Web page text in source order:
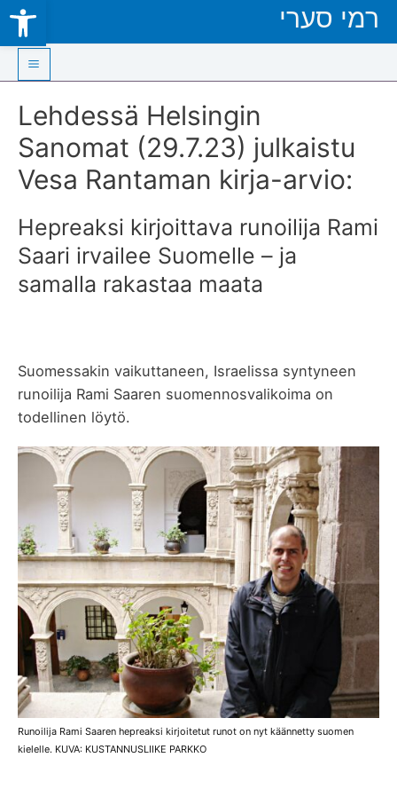
Open toolbar
Skip
רמי סערי
Main
Menu
Lehdessä Helsingin
Sanomat (29.7.23) julkaistu
Vesa Rantaman kirja-arvio:
Hepreaksi kirjoittava runoilija Rami
Saari irvailee Suomelle – ja
samalla rakastaa maata
Suomessakin vaikuttaneen, Israelissa syntyneen
runoilija Rami Saaren suomennosvalikoima on
todellinen löytö.
Runoilija Rami Saaren hepreaksi kirjoitetut runot on nyt käännetty suomen
kielelle. KUVA: KUSTANNUSLIIKE PARKKO